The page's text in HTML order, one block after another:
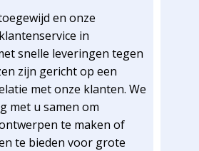
en onze
in
snelle leveringen tegen
zijn gericht op een
met onze klanten. We
met u samen om
te maken of
te bieden voor grote